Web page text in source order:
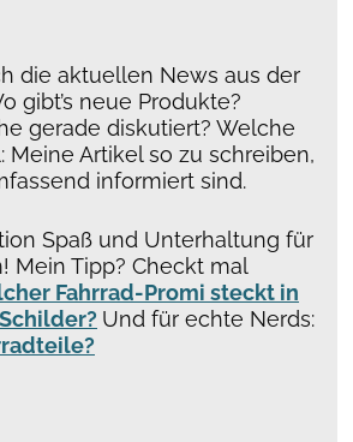
die aktuellen News aus der
gibt’s neue Produkte?
gerade diskutiert? Welche
Artikel so zu schreiben,
informiert sind.
Spaß und Unterhaltung für
Mein Tipp? Checkt mal
Fahrrad-Promi steckt in
Und für echte Nerds: